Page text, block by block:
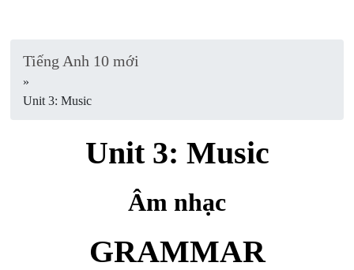
Tiếng Anh 10 mới
»
Unit 3: Music
Unit 3: Music
Âm nhạc
GRAMMAR